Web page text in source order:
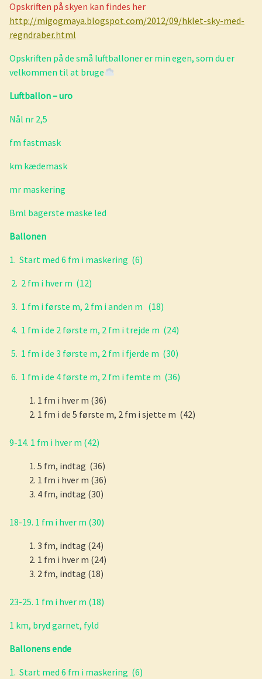
Opskriften på skyen kan findes her
http://migogmaya.blogspot.com/2012/09/hklet-sky-med-
regndraber.html
Opskriften på de små luftballoner er min egen, som du er
velkommen til at bruge
Luftballon – uro
Nål nr 2,5
fm fastmask
km kædemask
mr maskering
Bml bagerste maske led
Ballonen
1. Start med 6 fm i maskering (6)
2. 2 fm i hver m (12)
3. 1 fm i første m, 2 fm i anden m (18)
4. 1 fm i de 2 første m, 2 fm i trejde m (24)
5. 1 fm i de 3 første m, 2 fm i fjerde m (30)
6. 1 fm i de 4 første m, 2 fm i femte m (36)
1 fm i hver m (36)
1 fm i de 5 første m, 2 fm i sjette m (42)
9-14. 1 fm i hver m (42)
5 fm, indtag (36)
1 fm i hver m (36)
4 fm, indtag (30)
18-19. 1 fm i hver m (30)
3 fm, indtag (24)
1 fm i hver m (24)
2 fm, indtag (18)
23-25. 1 fm i hver m (18)
1 km, bryd garnet, fyld
Ballonens ende
1. Start med 6 fm i maskering (6)